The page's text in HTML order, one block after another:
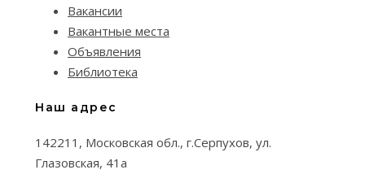
Вакансии
Вакантные места
Объявления
Библиотека
Наш адрес
142211, Московская обл., г.Серпухов, ул.
Глазовская, 41а